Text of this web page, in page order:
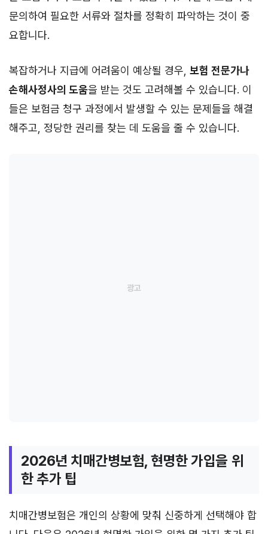
문의하여 필요한 서류와 절차를 정확히 파악하는 것이 중
요합니다.
복잡하거나 지급에 어려움이 예상될 경우, 보험 전문가나
손해사정사의 도움을 받는 것도 고려해볼 수 있습니다. 이
들은 보험금 청구 과정에서 발생할 수 있는 문제들을 해결
해주고, 정당한 권리를 찾는 데 도움을 줄 수 있습니다.
2026년 치매간병보험, 현명한 가입을 위
한 추가 팁
치매간병보험은 개인의 상황에 맞춰 신중하게 선택해야 합